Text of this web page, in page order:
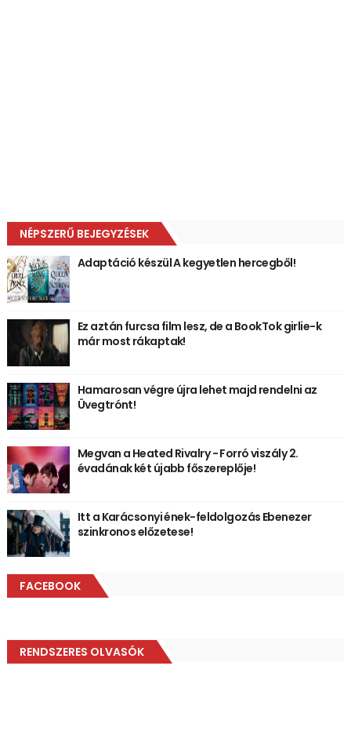
NÉPSZERŰ BEJEGYZÉSEK
Adaptáció készül A kegyetlen hercegből!
Ez aztán furcsa film lesz, de a BookTok girlie-k
már most rákaptak!
Hamarosan végre újra lehet majd rendelni az
Üvegtrónt!
Megvan a Heated Rivalry - Forró viszály 2.
évadának két újabb főszereplője!
Itt a Karácsonyi ének-feldolgozás Ebenezer
szinkronos előzetese!
FACEBOOK
RENDSZERES OLVASÓK